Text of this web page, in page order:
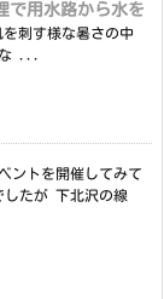
で用水路から水を
刺す様な暑さの中
な ...
ントを開催してみて
したが 下北沢の線